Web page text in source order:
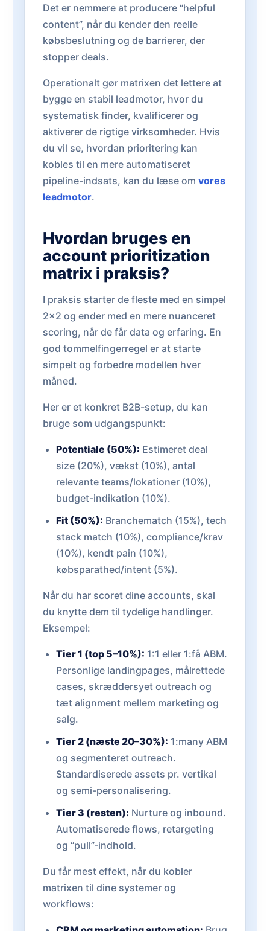
Det er nemmere at producere “helpful
content”, når du kender den reelle
købsbeslutning og de barrierer, der
stopper deals.
Operationalt gør matrixen det lettere at
bygge en stabil leadmotor, hvor du
systematisk finder, kvalificerer og
aktiverer de rigtige virksomheder. Hvis
du vil se, hvordan prioritering kan
kobles til en mere automatiseret
pipeline-indsats, kan du læse om vores
leadmotor.
Hvordan bruges en
account prioritization
matrix i praksis?
I praksis starter de fleste med en simpel
2x2 og ender med en mere nuanceret
scoring, når de får data og erfaring. En
god tommelfingerregel er at starte
simpelt og forbedre modellen hver
måned.
Her er et konkret B2B-setup, du kan
bruge som udgangspunkt:
Potentiale (50%): Estimeret deal
size (20%), vækst (10%), antal
relevante teams/lokationer (10%),
budget-indikation (10%).
Fit (50%): Branchematch (15%), tech
stack match (10%), compliance/krav
(10%), kendt pain (10%),
købsparathed/intent (5%).
Når du har scoret dine accounts, skal
du knytte dem til tydelige handlinger.
Eksempel:
Tier 1 (top 5–10%): 1:1 eller 1:få ABM.
Personlige landingpages, målrettede
cases, skræddersyet outreach og
tæt alignment mellem marketing og
salg.
Tier 2 (næste 20–30%): 1:many ABM
og segmenteret outreach.
Standardiserede assets pr. vertikal
og semi-personalisering.
Tier 3 (resten): Nurture og inbound.
Automatiserede flows, retargeting
og “pull”-indhold.
Du får mest effekt, når du kobler
matrixen til dine systemer og
workflows: